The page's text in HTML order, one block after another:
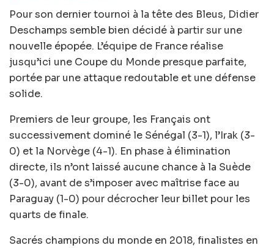
Pour son dernier tournoi à la tête des Bleus, Didier
Deschamps semble bien décidé à partir sur une
nouvelle épopée. L’équipe de France réalise
jusqu’ici une Coupe du Monde presque parfaite,
portée par une attaque redoutable et une défense
solide.
Premiers de leur groupe, les Français ont
successivement dominé le Sénégal (3-1), l’Irak (3-
0) et la Norvège (4-1). En phase à élimination
directe, ils n’ont laissé aucune chance à la Suède
(3-0), avant de s’imposer avec maîtrise face au
Paraguay (1-0) pour décrocher leur billet pour les
quarts de finale.
Sacrés champions du monde en 2018, finalistes en